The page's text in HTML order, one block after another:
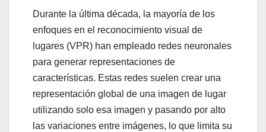
Durante la última década, la mayoría de los
enfoques en el reconocimiento visual de
lugares (VPR) han empleado redes neuronales
para generar representaciones de
características. Estas redes suelen crear una
representación global de una imagen de lugar
utilizando solo esa imagen y pasando por alto
las variaciones entre imágenes, lo que limita su